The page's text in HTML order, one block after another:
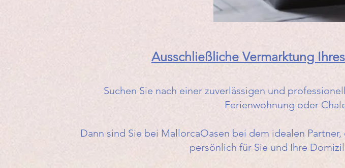
Ausschließliche Vermarktung
Suchen Sie nach einer zuverlässigen und
Ferienwohnung oder
Dann sind Sie bei MallorcaOasen bei dem idealen
persönlich für Sie und Ihre